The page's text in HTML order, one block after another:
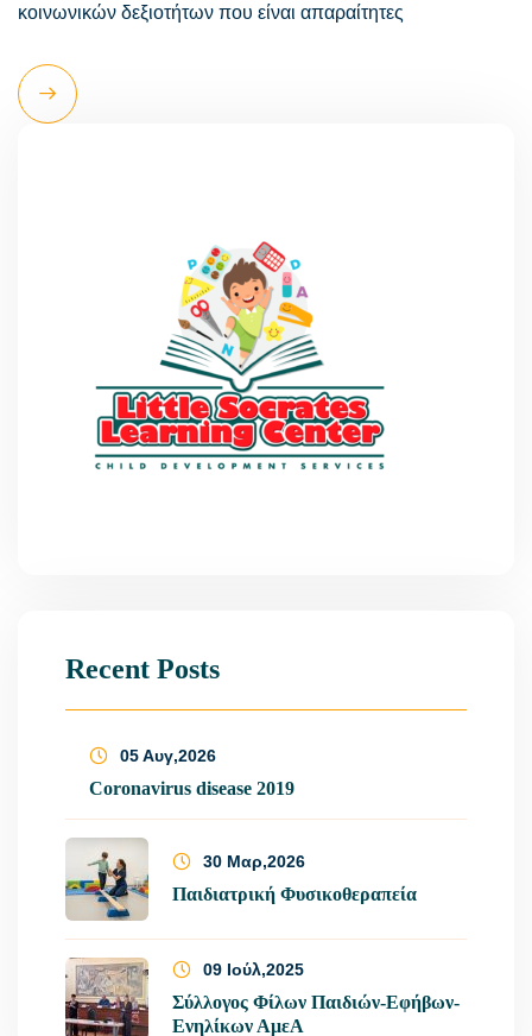
κοινωνικών δεξιοτήτων που είναι απαραίτητες
Read
Recent Posts
05 Αυγ,2026
Coronavirus disease 2019
30 Μαρ,2026
Παιδιατρική Φυσικοθεραπεία
09 Ιούλ,2025
Σύλλογος Φίλων Παιδιών-Εφήβων-
Ενηλίκων ΑμεΑ